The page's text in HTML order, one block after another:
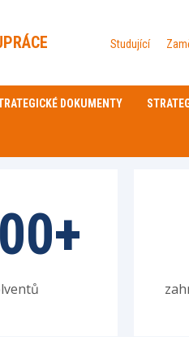
Studující
DOKUMENTY
+